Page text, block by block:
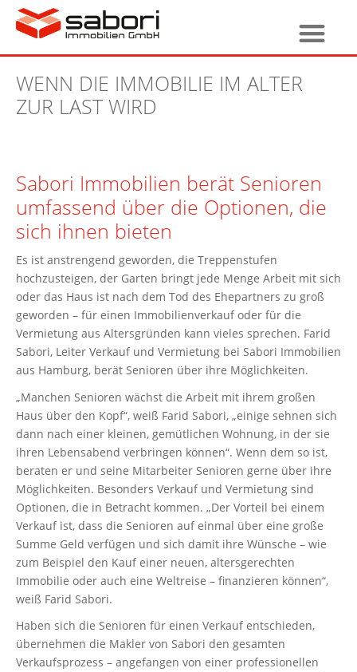
WENN DIE IMMOBILIE IM ALTER
ZUR LAST WIRD
Sabori Immobilien berät Senioren
umfassend über die Optionen, die
sich ihnen bieten
Es ist anstrengend geworden, die Treppenstufen
hochzusteigen, der Garten bringt jede Menge Arbeit mit sich
oder das Haus ist nach dem Tod des Ehepartners zu groß
geworden – für einen Immobilienverkauf oder für die
Vermietung aus Altersgründen kann vieles sprechen. Farid
Sabori, Leiter Verkauf und Vermietung bei Sabori Immobilien
aus Hamburg, berät Senioren über ihre Möglichkeiten.
„Manchen Senioren wächst die Arbeit mit ihrem großen
Haus über den Kopf“, weiß Farid Sabori, „einige sehnen sich
dann nach einer kleinen, gemütlichen Wohnung, in der sie
ihren Lebensabend verbringen können“. Wenn dem so ist,
beraten er und seine Mitarbeiter Senioren gerne über ihre
Möglichkeiten. Besonders Verkauf und Vermietung sind
Optionen, die in Betracht kommen. „Der Vorteil bei einem
Verkauf ist, dass die Senioren auf einmal über eine große
Summe Geld verfügen und sich damit ihre Wünsche – wie
zum Beispiel den Kauf einer neuen, altersgerechten
Immobilie oder auch eine Weltreise – finanzieren können“,
weiß Farid Sabori.
Haben sich die Senioren für einen Verkauf entschieden,
übernehmen die Makler von Sabori den gesamten
Verkaufsprozess – angefangen von einer professionellen